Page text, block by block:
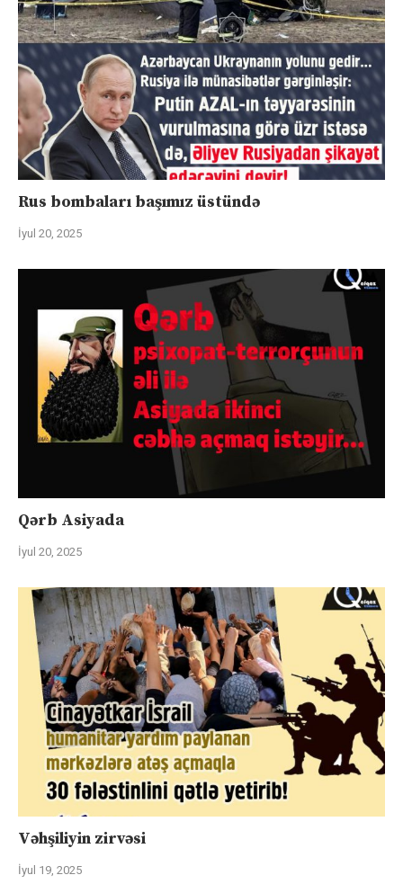
Rus bombaları başımız üstündə
İyul 20, 2025
Qərb Asiyada
İyul 20, 2025
Vəhşiliyin zirvəsi
İyul 19, 2025